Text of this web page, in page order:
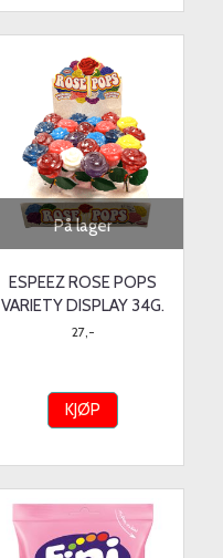
På lager
ESPEEZ ROSE POPS
VARIETY DISPLAY 34G.
27,-
KJØP